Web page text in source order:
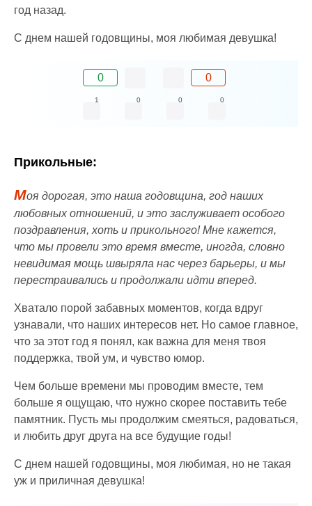
год назад.
С днем нашей годовщины, моя любимая девушка!
0 0
1 0 0 0
Прикольные:
Моя дорогая, это наша годовщина, год наших
любовных отношений, и это заслуживает особого
поздравления, хоть и прикольного! Мне кажется,
что мы провели это время вместе, иногда, словно
невидимая мощь швыряла нас через барьеры, и мы
перестраивались и продолжали идти вперед.
Хватало порой забавных моментов, когда вдруг
узнавали, что наших интересов нет. Но самое главное,
что за этот год я понял, как важна для меня твоя
поддержка, твой ум, и чувство юмор.
Чем больше времени мы проводим вместе, тем
больше я ощущаю, что нужно скорее поставить тебе
памятник. Пусть мы продолжим смеяться, радоваться,
и любить друг друга на все будущие годы!
С днем нашей годовщины, моя любимая, но не такая
уж и приличная девушка!